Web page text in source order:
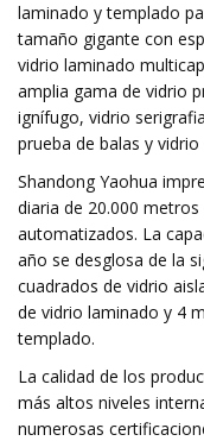
laminado y templado
tamaño gigante con
vidrio laminado
amplia gama de vidrio
ignífugo, vidrio
prueba de balas y vidrio
Shandong Yaohua
diaria de 20.000
automatizados. La
año se desglosa de la
cuadrados de vidrio
de vidrio laminado y 4
templado.
La calidad de los
más altos niveles
numerosas